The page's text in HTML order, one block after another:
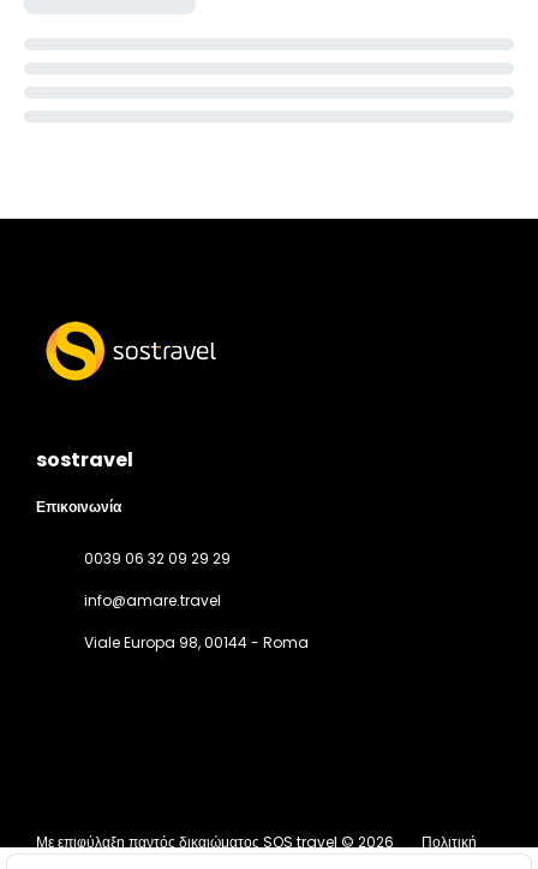
sostravel
Επικοινωνία
0039 06 32 09 29 29
info@amare.travel
Viale Europa 98, 00144 - Roma
Με επιφύλαξη παντός δικαιώματος SOS travel © 2026
Πολιτική
Απορρήτου